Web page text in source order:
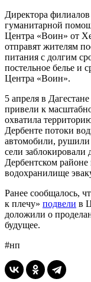
Директора
гуманитарной
Центра «Воин» от
отправят жителям
питания с долгим
постельное белье и
Центра «Воин».
5 апреля в
привели к
охватила
Дербенте потоки
автомобили,
сели заблокировали
Дербентском
водохранилище
Ранее сообщалось,
к плечу» подвели в
доложили о
будущее.
#нп